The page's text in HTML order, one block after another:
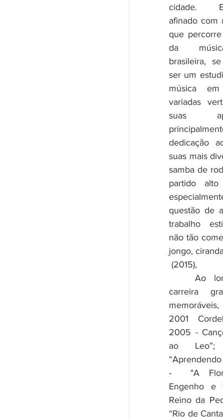
cidade.
afinado com
que
da
brasileira,
ser um
música
variadas
suas
dedicação
suas mais
samba de
partido
questão de
trabalho
não tão
jongo,
(2015),
carreira
2001
2005 -
ao
-  "A
Engenho e
Reino da
“Rio de